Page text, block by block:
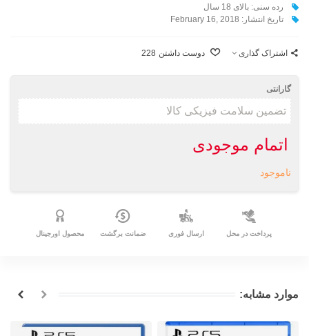
رده سنی: بالای 18 سال
تاریخ انتشار: February 16, 2018
اشتراک گذاری دوست داشتن 228
گارانتی
اتمام موجودی
ناموجود
پرداخت در محل ارسال فوری ضمانت برگشت محصول اورجینال
موارد مشابه: